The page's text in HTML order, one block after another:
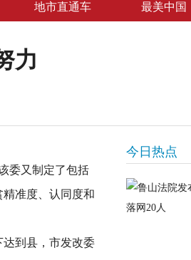
地市直通车 最美中国
力
委又制定了包括
准度、认同度和
到县，市发改委
今日热点